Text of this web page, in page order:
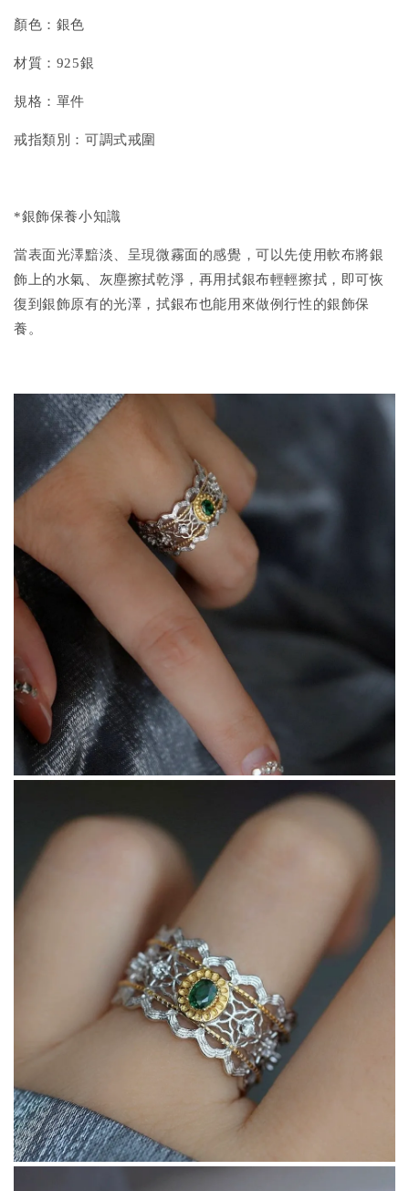
顏色：銀色
材質：925銀
規格：單件
戒指類別：可調式戒圍
*銀飾保養小知識
當表面光澤黯淡、呈現微霧面的感覺，可以先使用軟布將銀
飾上的水氣、灰塵擦拭乾淨，再用拭銀布輕輕擦拭，即可恢
復到銀飾原有的光澤，拭銀布也能用來做例行性的銀飾保
養。